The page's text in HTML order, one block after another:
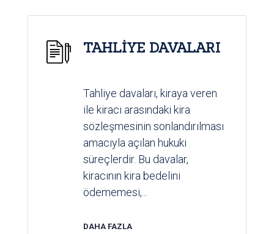
TAHLİYE DAVALARI
Tahliye davaları, kiraya veren
ile kiracı arasındaki kira
sözleşmesinin sonlandırılması
amacıyla açılan hukuki
süreçlerdir. Bu davalar,
kiracının kira bedelini
ödememesi,...
DAHA FAZLA